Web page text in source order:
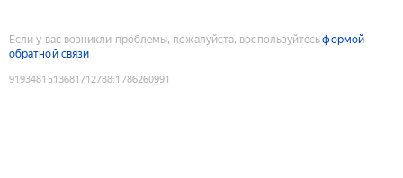
Если у вас возникли проблемы, пожалуйста, воспользуйтесьформой
обратной связи
9193481513681712788:1786260991